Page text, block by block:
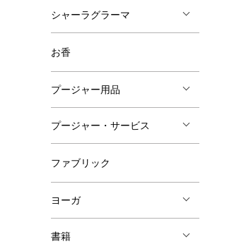
シャーラグラーマ
お香
プージャー用品
プージャー・サービス
ファブリック
ヨーガ
書籍